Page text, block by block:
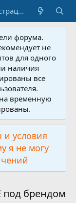
Регистрация
форума.
не
для одного
наличия
все
временную
и условия
я не могу
под брендом